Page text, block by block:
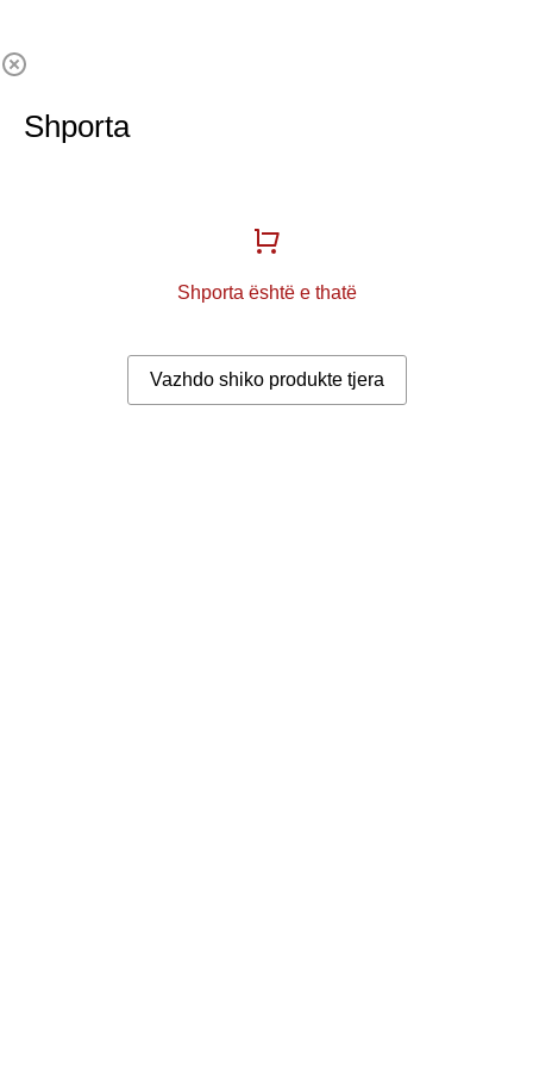
Shporta
Shporta është e thatë
Vazhdo shiko produkte tjera